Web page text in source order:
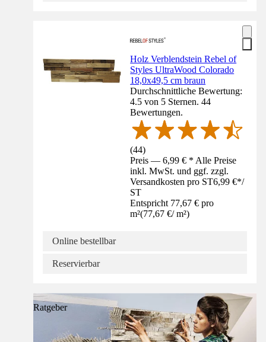
Holz Verblendstein Rebel of
Styles UltraWood Colorado
18,0x49,5 cm braun
Durchschnittliche Bewertung:
4.5 von 5 Sternen. 44
Bewertungen.
(44)
Preis — 6,99 € * Alle Preise
inkl. MwSt. und ggf. zzgl.
Versandkosten pro ST6,99 €*/
ST
Entspricht 77,67 € pro
m²(77,67 €/ m²)
Online bestellbar
Reservierbar
Ratgeber